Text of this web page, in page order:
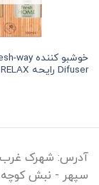
Difuser رایحه HAWAII RELAX
آدرس: شهرک غرب -
سپهر - نبش کوچه